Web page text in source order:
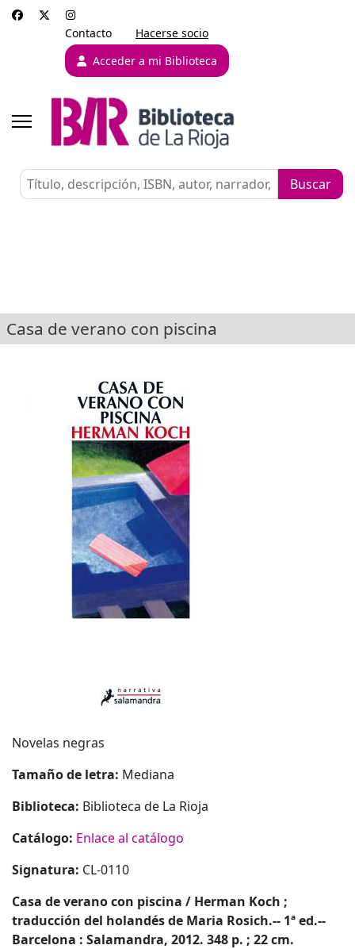
Contacto
Hacerse socio
Acceder a mi Biblioteca
Casa de verano con piscina
Novelas negras
Tamaño de letra: Mediana
Biblioteca: Biblioteca de La Rioja
Catálogo: Enlace al catálogo
Signatura: CL-0110
Casa de verano con piscina / Herman Koch ;
traducción del holandés de Maria Rosich.-- 1ª ed.--
Barcelona : Salamandra, 2012. 348 p. ; 22 cm.